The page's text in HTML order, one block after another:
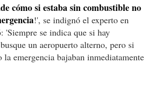
cómo si estaba sin combustible no
!', se indignó el experto en
'Siempre se indica que si hay
un aeropuerto alterno, pero si
la emergencia bajaban inmediatamente